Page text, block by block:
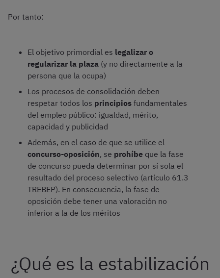
Por tanto:
El objetivo primordial es legalizar o
regularizar la plaza (y no directamente a la
persona que la ocupa)
Los procesos de consolidación deben
respetar todos los principios fundamentales
del empleo público: igualdad, mérito,
capacidad y publicidad
Además, en el caso de que se utilice el
concurso-oposición, se prohíbe que la fase
de concurso pueda determinar por sí sola el
resultado del proceso selectivo (artículo 61.3
TREBEP). En consecuencia, la fase de
oposición debe tener una valoración no
inferior a la de los méritos
¿Qué es la estabilización